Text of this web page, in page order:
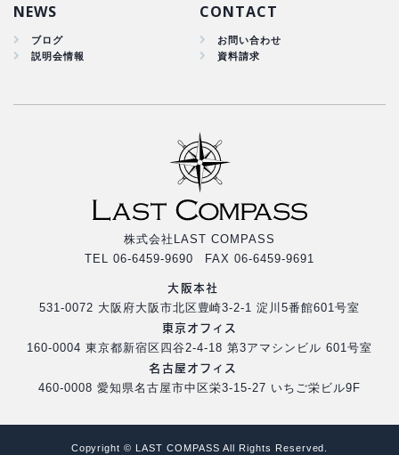
NEWS
ブログ
説明会情報
CONTACT
お問い合わせ
資料請求
株式会社LAST COMPASS
TEL 06-6459-9690 FAX 06-6459-9691
大阪本社
531-0072 大阪府大阪市北区豊崎3-2-1 淀川5番館601号室
東京オフィス
160-0004 東京都新宿区四谷2-4-18 第3アマシンビル 601号室
名古屋オフィス
460-0008 愛知県名古屋市中区栄3-15-27 いちご栄ビル9F
Copyright © LAST COMPASS All Rights Reserved.